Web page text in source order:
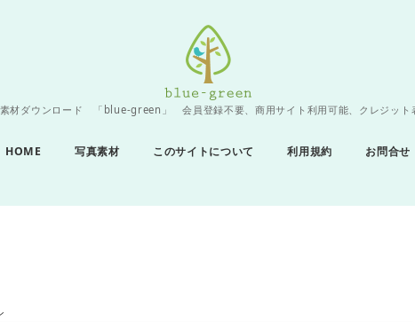
材ダウンロード 「blue-green」 会員登録不要、商用サイト利用可能、クレジット
HOME 写真素材 このサイトについて 利用規約 お問合せ